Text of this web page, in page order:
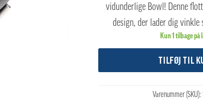
vidunderlige Bowl! Denne
design, der lader dig vinkle
Kun 1 tilbage på
TILFØJ TIL
Varenummer (SKU):